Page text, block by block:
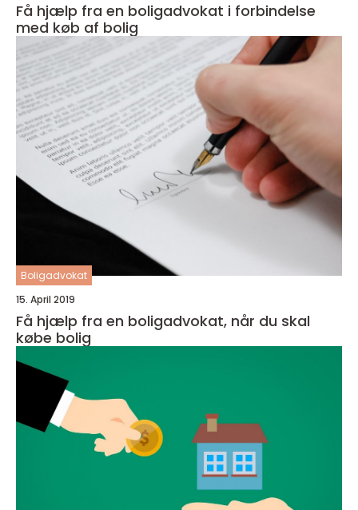
Få hjælp fra en boligadvokat i forbindelse
med køb af bolig
Boligadvokat
15. April 2019
Få hjælp fra en boligadvokat, når du skal
købe bolig